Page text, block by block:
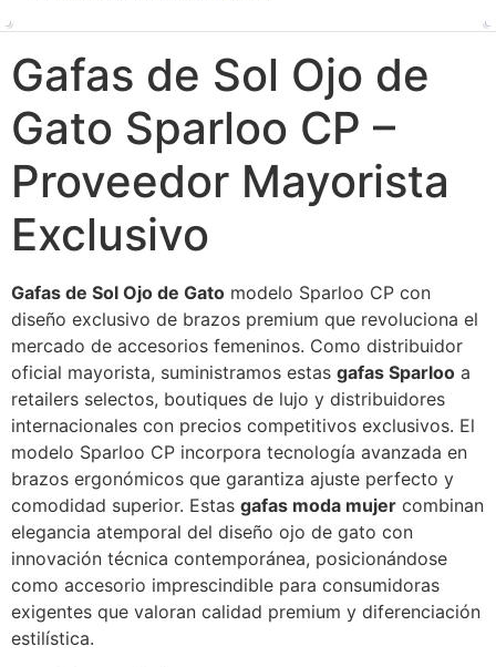
Gafas de Sol Ojo de
Gato Sparloo CP –
Proveedor Mayorista
Exclusivo
Gafas de Sol Ojo de Gato modelo Sparloo CP con
diseño exclusivo de brazos premium que revoluciona el
mercado de accesorios femeninos. Como distribuidor
oficial mayorista, suministramos estas gafas Sparloo a
retailers selectos, boutiques de lujo y distribuidores
internacionales con precios competitivos exclusivos. El
modelo Sparloo CP incorpora tecnología avanzada en
brazos ergonómicos que garantiza ajuste perfecto y
comodidad superior. Estas gafas moda mujer combinan
elegancia atemporal del diseño ojo de gato con
innovación técnica contemporánea, posicionándose
como accesorio imprescindible para consumidoras
exigentes que valoran calidad premium y diferenciación
estilística.